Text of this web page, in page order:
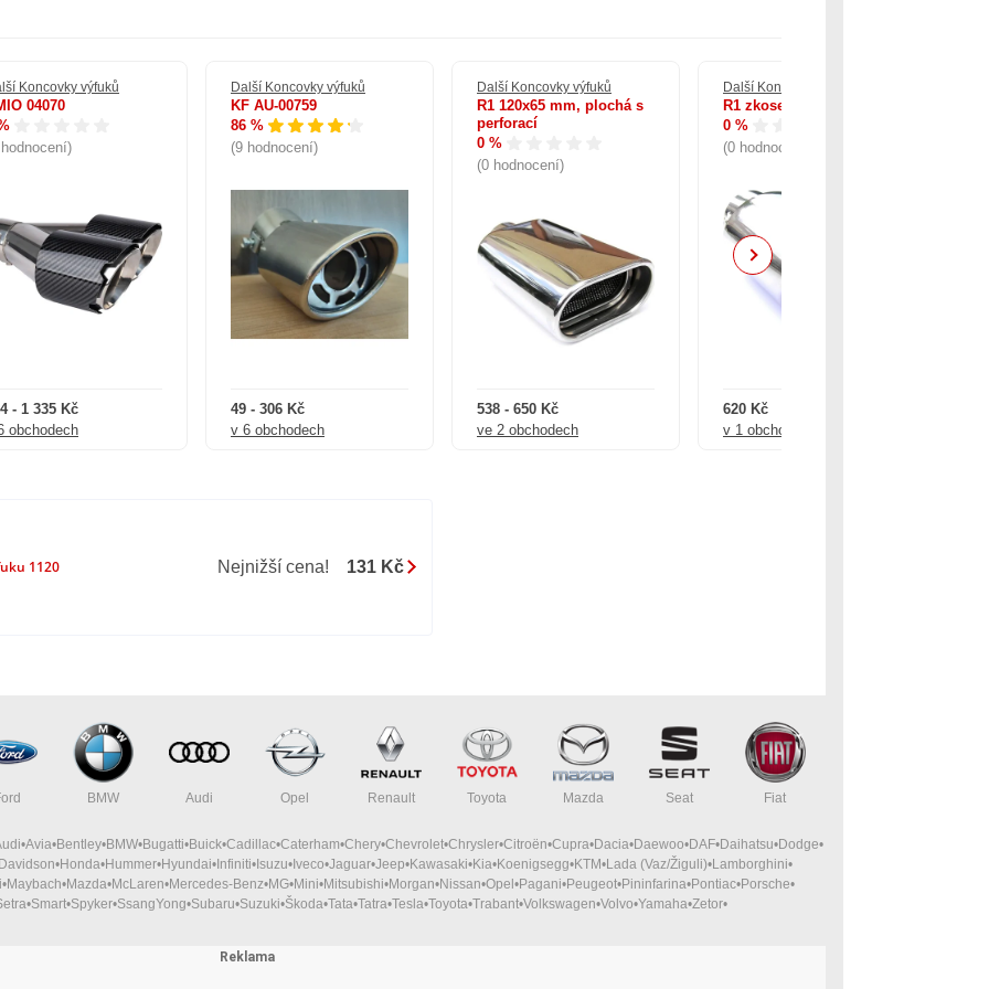
Koncovky výfuků
04070
- 1 335 Kč
obchodech
Další Koncovky výfuků
KF AU-00759
86 %
(9 hodnocení)
49 - 306 Kč
v 6 obchodech
Další Koncovky výfuků
R1 120x65 mm, plochá s
perforací
0 %
(0 hodnocení)
538 - 650 Kč
ve 2 obchodech
Další Koncovky výfuků
R1 zkosená 105 x 70 mm
0 %
(0 hodnocení)
620 Kč
v 1 obchodě
Next
1120 Nejnižší cena! 131 Kč
BMW Audi Opel Renault Toyota Mazda Seat Fiat
Avia Bentley BMW Bugatti Buick Cadillac Caterham Chery Chevrolet Chrysler Citroën Cupra Dacia Daewoo DAF Daihatsu Dodge
Honda Hummer Hyundai Infiniti Isuzu Iveco Jaguar Jeep Kawasaki Kia Koenigsegg KTM Lada (Vaz/Žiguli) Lamborghini
Maybach Mazda McLaren Mercedes-Benz MG Mini Mitsubishi Morgan Nissan Opel Pagani Peugeot Pininfarina Pontiac Porsche
Smart Spyker SsangYong Subaru Suzuki Škoda Tata Tatra Tesla Toyota Trabant Volkswagen Volvo Yamaha Zetor